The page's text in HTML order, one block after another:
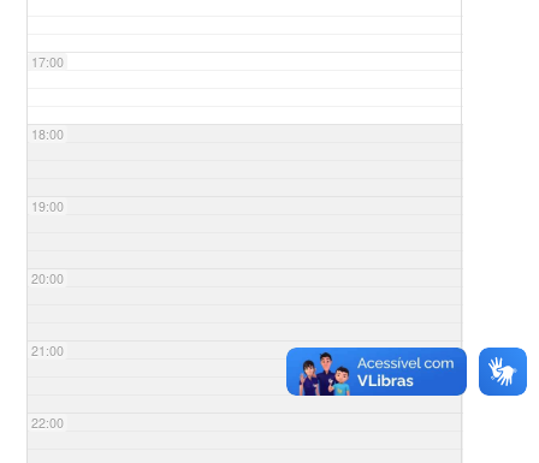
17:00
18:00
19:00
20:00
21:00
22:00